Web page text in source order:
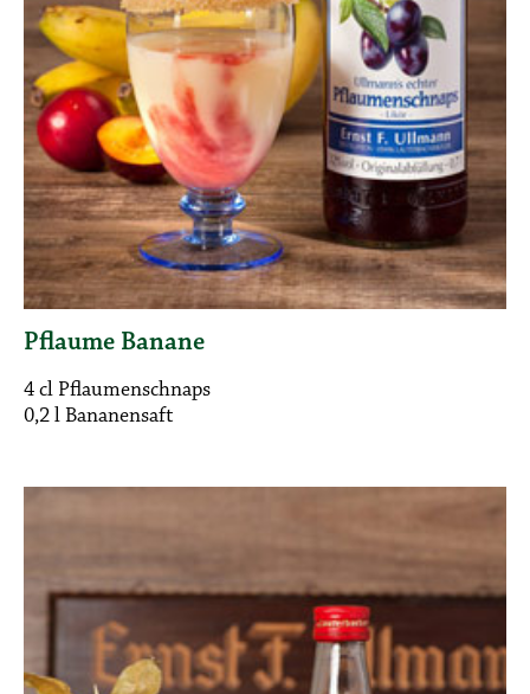
Pflaume Banane
4 cl Pflaumenschnaps
0,2 l Bananensaft